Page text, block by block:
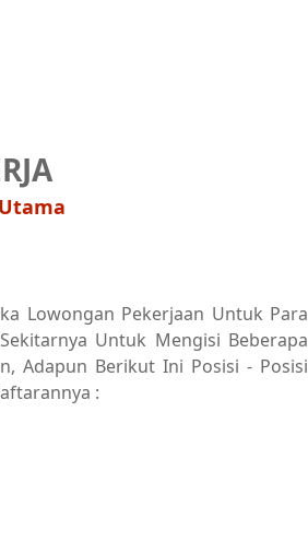
Lowongan Pekerjaan Untuk Para
Untuk Mengisi Beberapa
Adapun Berikut Ini Posisi - Posisi
: